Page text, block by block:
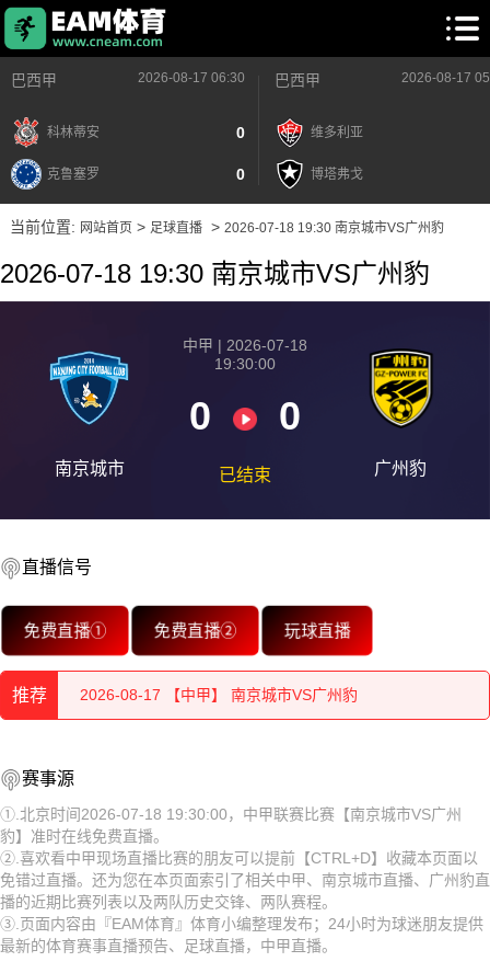
巴西甲 2026-08-17 06:30
科林蒂安 0
克鲁塞罗 0
巴西甲 2026-08-17
维多利亚
博塔弗戈
当前位置: 网站首页> 足球直播> 2026-07-18 19:30 南京城市VS广州豹
2026-07-18 19:30 南京城市VS广州豹
南京城市
中甲 | 2026-07-18
19:30:00
0 0
已结束 广州豹
直播信号
免费直播① 免费直播② 玩球直播
推荐
2026-08-17 【中甲】 南京城市VS广州豹
2026-08-17 【中甲】 南京城市VS广州豹
2026-08-17 【中甲】 南京城市VS广州豹
2026-08-17 【中甲】 南京城市VS广州豹
2026-08-17 【中甲】 南京城市VS广州豹
2026-08-17 【中甲】 南京城市VS广州豹
2026-08-17 【中甲】 南京城市VS广州豹
2026-08-17 【中甲】 南京城市VS广州豹
赛事源
①.北京时间2026-07-18 19:30:00，中甲联赛比赛【南京城市VS广州
豹】准时在线免费直播。
②.喜欢看中甲现场直播比赛的朋友可以提前【CTRL+D】收藏本页面以
免错过直播。还为您在本页面索引了相关中甲、南京城市直播、广州豹直
播的近期比赛列表以及两队历史交锋、两队赛程。
③.页面内容由『EAM体育』体育小编整理发布；24小时为球迷朋友提供
最新的体育赛事直播预告、足球直播，中甲直播。